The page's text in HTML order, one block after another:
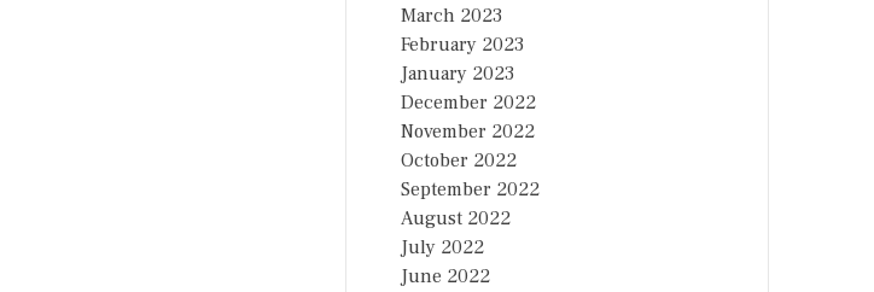
March 2023
February 2023
January 2023
December 2022
November 2022
October 2022
September 2022
August 2022
July 2022
June 2022